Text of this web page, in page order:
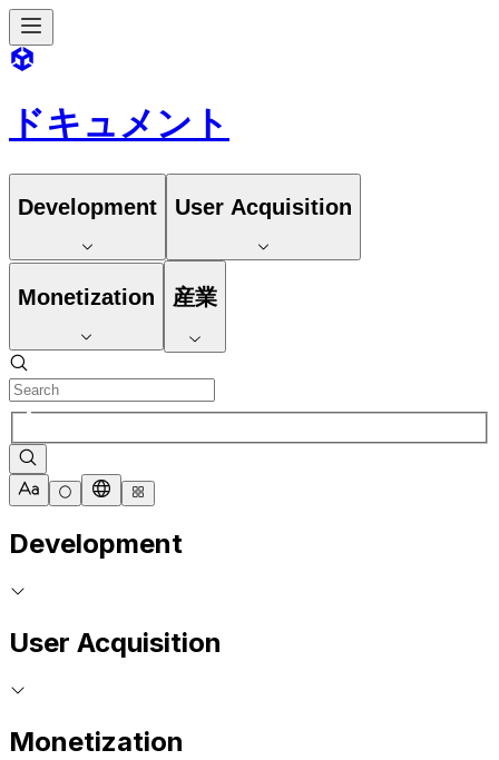
ドキュメント
Development User Acquisition
Monetization 産業
Development
User Acquisition
Monetization